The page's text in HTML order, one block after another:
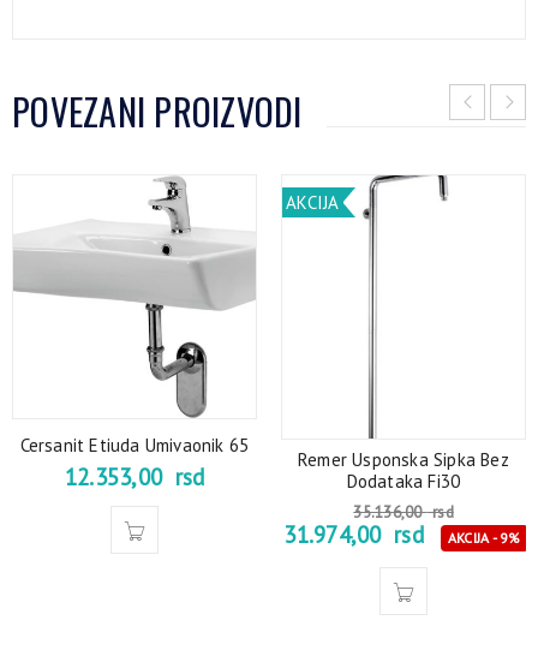
POVEZANI PROIZVODI
Cersanit Etiuda Umivaonik 65
12.353,00 rsd
AKCIJA
Remer Usponska Sipka Bez
Dodataka Fi30
35.136,00rsd
31.974,00 rsd AKCIJA - 9%